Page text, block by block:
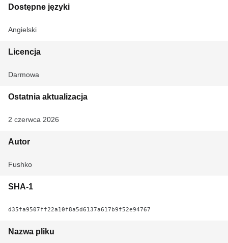
Dostępne języki
Angielski
Licencja
Darmowa
Ostatnia aktualizacja
2 czerwca 2026
Autor
Fushko
SHA-1
d35fa9507ff22a10f8a5d6137a617b9f52e94767
Nazwa pliku